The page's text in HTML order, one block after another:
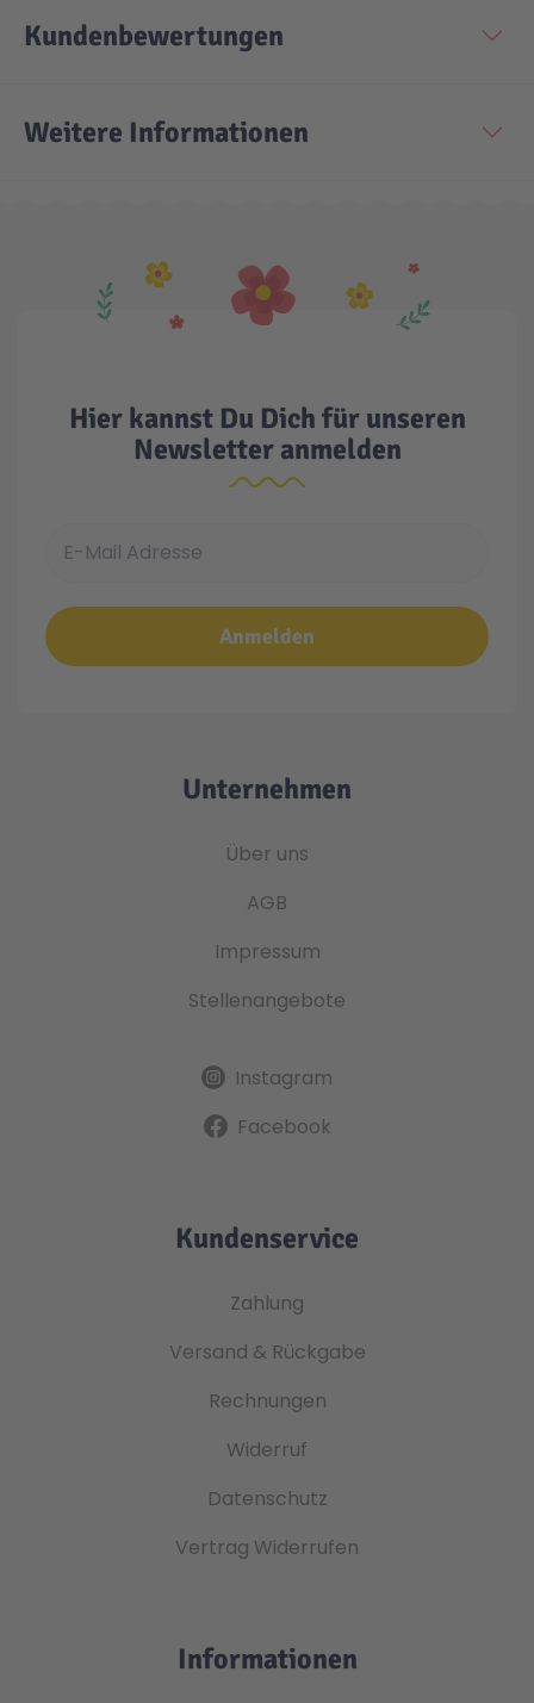
LEGO® Blumen
Kundenbewertungen
Weitere Informationen
Hier kannst Du Dich für unseren
Newsletter anmelden
Anmelden
Unternehmen
Über uns
AGB
Impressum
Stellenangebote
Instagram
Facebook
Kundenservice
Zahlung
Versand & Rückgabe
Rechnungen
Widerruf
Datenschutz
Vertrag Widerrufen
Informationen